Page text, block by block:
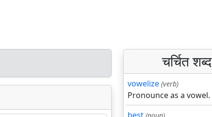
चर्चित शब्द
vowelize (verb)
Pronounce as a vowel.